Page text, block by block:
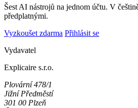
Šest AI nástrojů na jednom účtu. V
předplatnými.
Vyzkoušet zdarma Přihlásit se
Vydavatel
Explicaire s.r.o.
Plovární 478/1
Jižní Předměstí
301 00 Plzeň